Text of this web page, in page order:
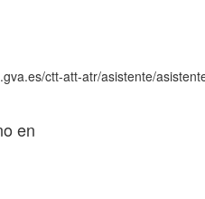
ctt-att-atr/asistente/
en